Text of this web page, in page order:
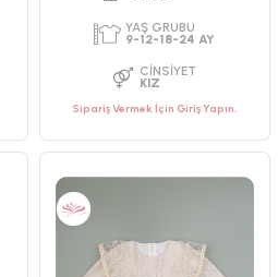
KIZ
Sipariş Vermek İçin Giriş Yapın.